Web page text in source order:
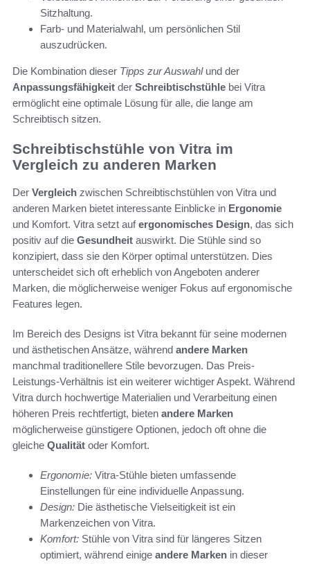
Sitzhaltung.
Farb- und Materialwahl, um persönlichen Stil
auszudrücken.
Die Kombination dieser Tipps zur Auswahlund der
Anpassungsfähigkeit der Schreibtischstühle bei Vitra
ermöglicht eine optimale Lösung für alle, die lange am
Schreibtisch sitzen.
Schreibtischstühle von Vitra im
Vergleich zu anderen Marken
Der Vergleich zwischen Schreibtischstühlen von Vitra und
anderen Marken bietet interessante Einblicke in Ergonomie
und Komfort. Vitra setzt aufergonomisches Design, das sich
positiv auf die Gesundheit auswirkt. Die Stühle sind so
konzipiert, dass sie den Körper optimal unterstützen. Dies
unterscheidet sich oft erheblich von Angeboten anderer
Marken, die möglicherweise weniger Fokus auf ergonomische
Features legen.
Im Bereich des Designs ist Vitra bekannt für seine modernen
und ästhetischen Ansätze, während andere Marken
manchmal traditionellere Stile bevorzugen. Das Preis-
Leistungs-Verhältnis ist ein weiterer wichtiger Aspekt. Während
Vitra durch hochwertige Materialien und Verarbeitung einen
höheren Preis rechtfertigt, bieten andere Marken
möglicherweise günstigere Optionen, jedoch oft ohne die
gleiche Qualität oder Komfort.
Ergonomie: Vitra-Stühle bieten umfassende
Einstellungen für eine individuelle Anpassung.
Design: Die ästhetische Vielseitigkeit ist ein
Markenzeichen von Vitra.
Komfort: Stühle von Vitra sind für längeres Sitzen
optimiert, während einige andere Marken in dieser